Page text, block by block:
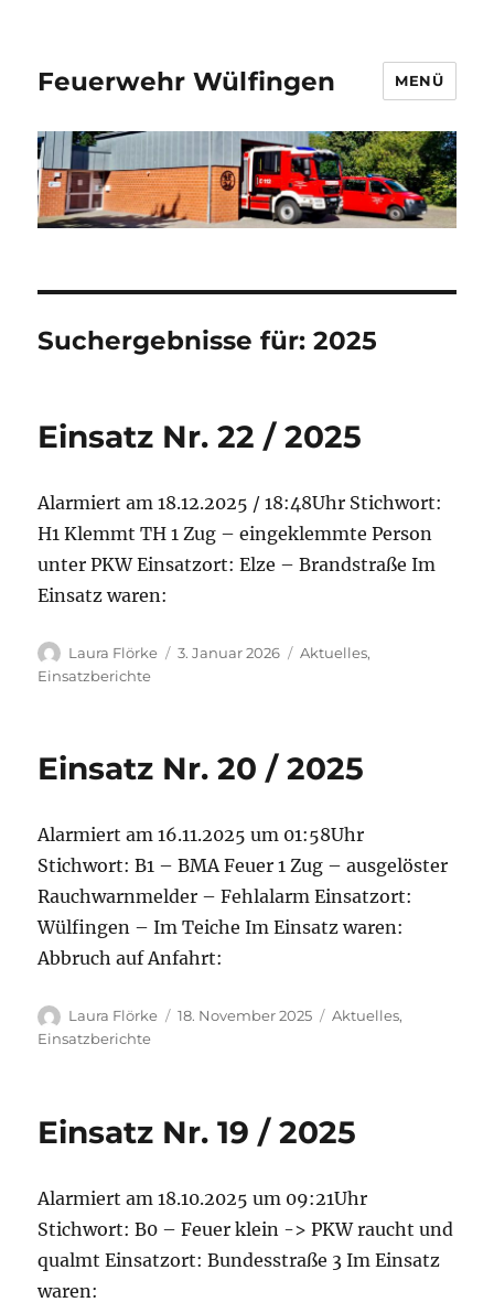
Feuerwehr Wülfingen MENÜ
Suchergebnisse für:2025
Einsatz Nr. 22 / 2025
Alarmiert am 18.12.2025 / 18:48Uhr Stichwort:
H1 Klemmt TH 1 Zug – eingeklemmte Person
unter PKW Einsatzort: Elze – Brandstraße Im
Einsatz waren:
Autor
Laura Flörke
Veröffentlicht
3. Januar 2026 Kategorien
Aktuelles,
Einsatzberichte
Einsatz Nr. 20 / 2025
Alarmiert am 16.11.2025 um 01:58Uhr
Stichwort: B1 – BMA Feuer 1 Zug – ausgelöster
Rauchwarnmelder – Fehlalarm Einsatzort:
Wülfingen – Im Teiche Im Einsatz waren:
Abbruch auf Anfahrt:
Autor
Laura Flörke
Veröffentlicht
18. November 2025 Kategorien
Aktuelles,
Einsatzberichte
Einsatz Nr. 19 / 2025
Alarmiert am 18.10.2025 um 09:21Uhr
Stichwort: B0 – Feuer klein -> PKW raucht und
qualmt Einsatzort: Bundesstraße 3 Im Einsatz
waren: